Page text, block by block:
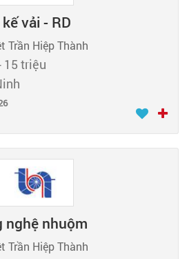
vải - RD
Trần Hiệp Thành
15 triệu
nghệ nhuộm
Trần Hiệp Thành